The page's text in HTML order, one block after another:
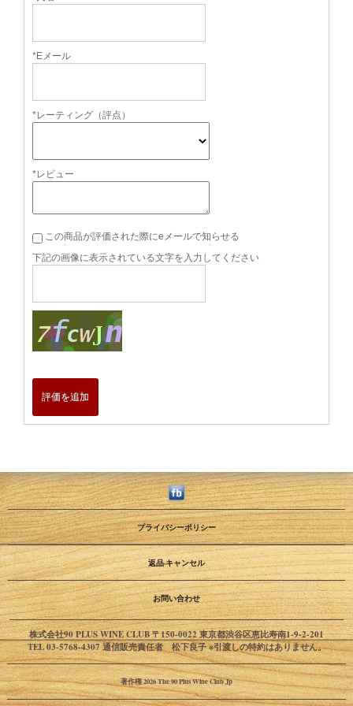
*Eメール
*レーティング（評点）
*レビュー
この商品が評価された際にeメールで知らせる
下記の画像に表示されている文字を入力してください
評価を追加
プライバシーポリシー
返品·キャンセル
お問い合わせ
株式会社90 PLUS WINE CLUB 〒150-0022 東京都渋谷区恵比寿南1-9-2-201
TEL 03-5768-4307 通信販売責任者 松下良子 ※引渡しの特約はありません。
著作権 2026 The 90 Plus Wine Club Jp